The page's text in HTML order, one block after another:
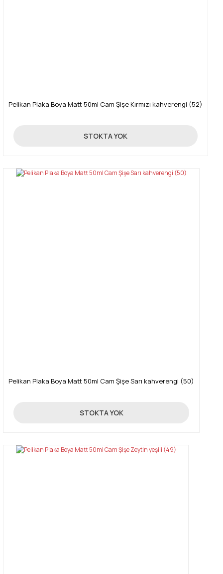
Pelikan Plaka Boya Matt 50ml Cam Şişe Kırmızı kahverengi (52)
89,00 TL
STOKTA YOK
Pelikan Plaka Boya Matt 50ml Cam Şişe Sarı kahverengi (50)
89,00 TL
STOKTA YOK